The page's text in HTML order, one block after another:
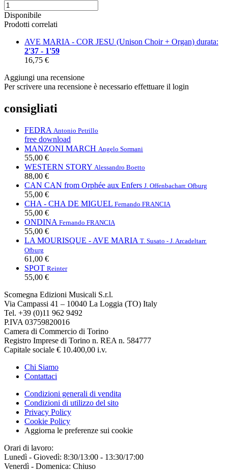
Disponibile
Prodotti correlati
AVE MARIA - COR JESU (Unison Choir + Organ) durata:
2'37 - 1'59
16,75 €
Aggiungi una recensione
Per scrivere una recensione è necessario effettuare il login
consigliati
FEDRA Antonio Petrillo
free download
MANZONI MARCH Angelo Sormani
55,00 €
WESTERN STORY Alessandro Boetto
88,00 €
CAN CAN from Orphée aux Enfers J. Offenbacharr. Ofburg
55,00 €
CHA - CHA DE MIGUEL Fernando FRANCIA
55,00 €
ONDINA Fernando FRANCIA
55,00 €
LA MOURISQUE - AVE MARIA T. Susato - J. Arcadeltarr.
Ofburg
61,00 €
SPOT Reinter
55,00 €
Scomegna Edizioni Musicali S.r.l.
Via Campassi 41 – 10040 La Loggia (TO) Italy
Tel. +39 (0)11 962 9492
P.IVA 03759820016
Camera di Commercio di Torino
Registro Imprese di Torino n. REA n. 584777
Capitale sociale € 10.400,00 i.v.
Chi Siamo
Contattaci
Condizioni generali di vendita
Condizioni di utilizzo del sito
Privacy Policy
Cookie Policy
Aggiorna le preferenze sui cookie
Orari di lavoro:
Lunedì - Giovedì: 8:30/13:00 - 13:30/17:00
Venerdì - Domenica: Chiuso